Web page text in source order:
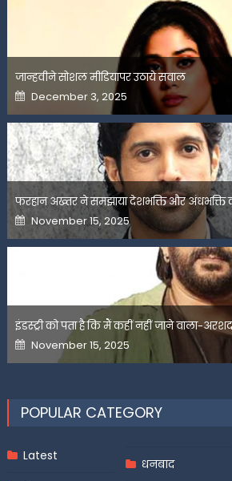
जान्हवीने सोशल मीडियापर उठाये सवाल
Posted
on
December 3, 2025
फरहान अख्तर ने समझाया देशभक्ति और अंधभक्ति
Posted
on
November 15, 2025
इंडस्ट्री को पता है कि मैं कहीं नहीं जाने वाला-
Posted
on
November 15, 2025
POPULAR CATEGORY
Latest
धनबाद